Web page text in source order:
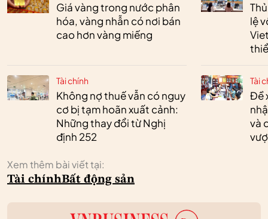
Giá vàng trong nước phân
hóa, vàng nhẫn có nơi bán
cao hơn vàng miếng
Tài chính
Không nợ thuế vẫn có nguy
cơ bị tạm hoãn xuất cảnh:
Những thay đổi từ Nghị
định 252
lệ
Tài
Đề
và
Xem thêm bài viết tại:
Tài chínhBất động sản